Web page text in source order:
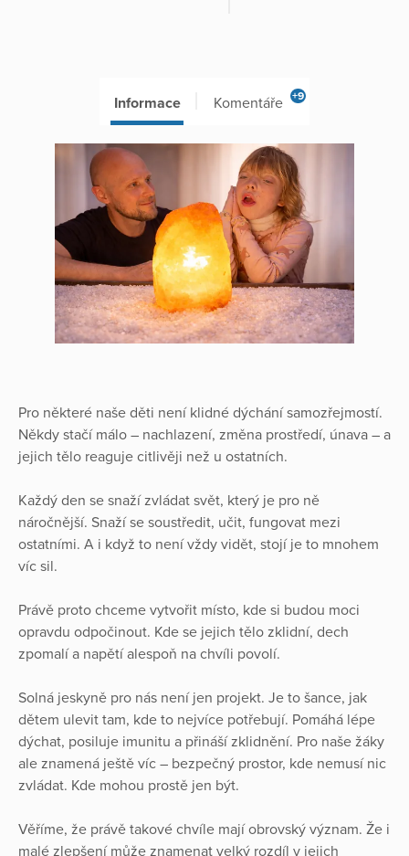
Informace Komentáře +9
Pro některé naše děti není klidné dýchání samozřejmostí.
Někdy stačí málo – nachlazení, změna prostředí, únava – a
jejich tělo reaguje citlivěji než u ostatních.
Každý den se snaží zvládat svět, který je pro ně
náročnější. Snaží se soustředit, učit, fungovat mezi
ostatními. A i když to není vždy vidět, stojí je to mnohem
víc sil.
Právě proto chceme vytvořit místo, kde si budou moci
opravdu odpočinout. Kde se jejich tělo zklidní, dech
zpomalí a napětí alespoň na chvíli povolí.
Solná jeskyně pro nás není jen projekt. Je to šance, jak
dětem ulevit tam, kde to nejvíce potřebují. Pomáhá lépe
dýchat, posiluje imunitu a přináší zklidnění. Pro naše žáky
ale znamená ještě víc – bezpečný prostor, kde nemusí nic
zvládat. Kde mohou prostě jen být.
Věříme, že právě takové chvíle mají obrovský význam. Že i
malé zlepšení může znamenat velký rozdíl v jejich